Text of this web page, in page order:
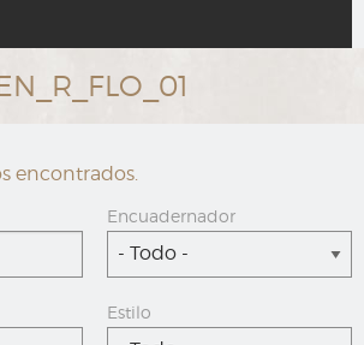
encontrados.
Encuadernador
- Todo -
Estilo